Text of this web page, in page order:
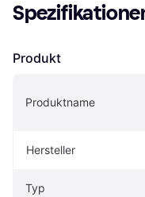
Produkt
Produktname
Hersteller
Typ